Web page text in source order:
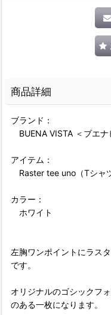
商品詳細
ブランド：
BUENA VISTA ＜ブエナ
アイテム：
Raster tee uno（Tシャ
カラー：
ホワイト
左胸ワンポイントにラス
です。
オリジナルのゴシックフ
のある一枚になります。